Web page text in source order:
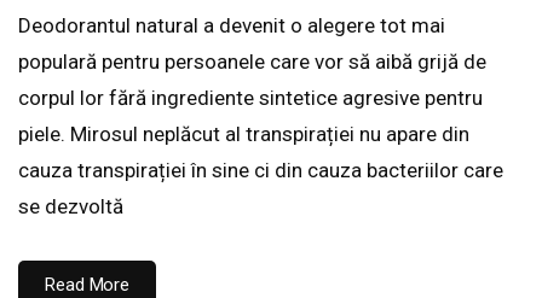
Deodorantul natural a devenit o alegere tot mai
populară pentru persoanele care vor să aibă grijă de
corpul lor fără ingrediente sintetice agresive pentru
piele. Mirosul neplăcut al transpirației nu apare din
cauza transpirației în sine ci din cauza bacteriilor care
se dezvoltă
Read More